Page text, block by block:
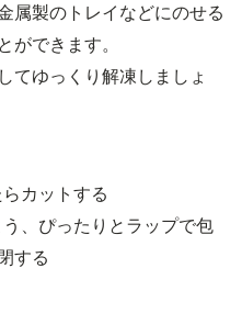
属製のトレイなどにのせる
ができます。
てゆっくり解凍しましょ
カットする
、ぴったりとラップで包
する